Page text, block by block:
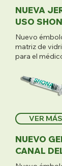
NUEVA
USO
Nuevo
matriz de
para el
VER MÁS
NUEVO
CANAL